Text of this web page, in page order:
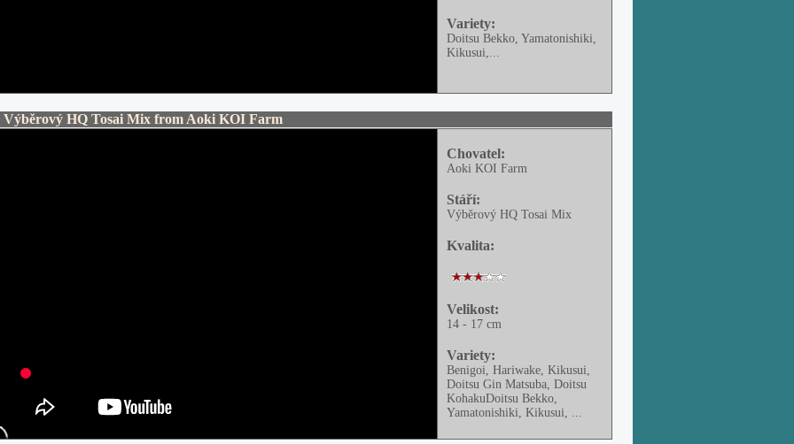
Variety:
Doitsu Bekko, Yamatonishiki,
Kikusui,...
HQ Tosai Mix from Aoki KOI Farm
Chovatel:
Aoki KOI Farm
Stáří:
Výběrový HQ Tosai Mix
Kvalita:
Velikost:
14 - 17 cm
Variety:
Benigoi, Hariwake, Kikusui,
Doitsu Gin Matsuba, Doitsu
KohakuDoitsu Bekko,
Yamatonishiki, Kikusui, ...